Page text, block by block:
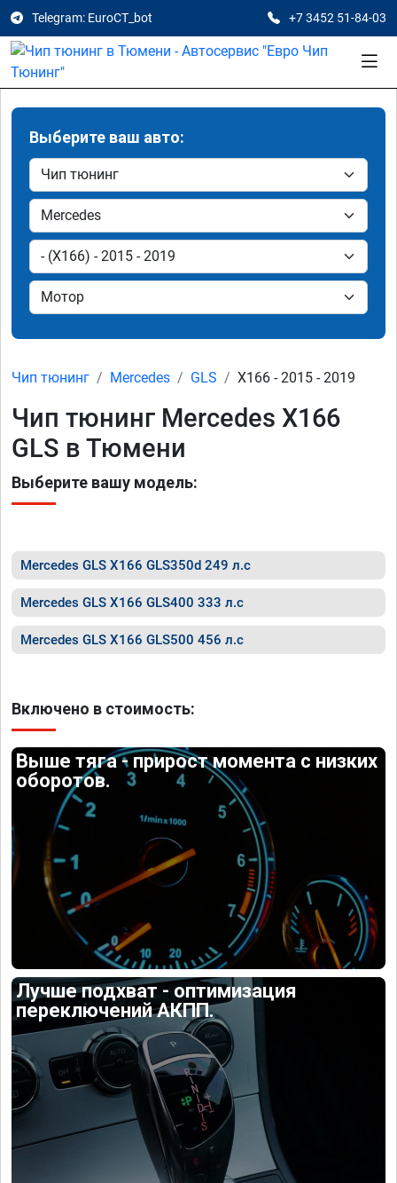
Telegram: EuroCT_bot +7 3452 51-84-03
Выберите ваш авто:
Чип тюнинг Mercedes GLS X166 - 2015 - 2019
Чип тюнинг Mercedes X166
GLS в Тюмени
Выберите вашу модель:
Mercedes GLS X166 GLS350d 249 л.с
Mercedes GLS X166 GLS400 333 л.с
Mercedes GLS X166 GLS500 456 л.с
Включено в стоимость:
Выше тяга - прирост момента с низких
оборотов.
Лучше подхват - оптимизация
переключений АКПП.